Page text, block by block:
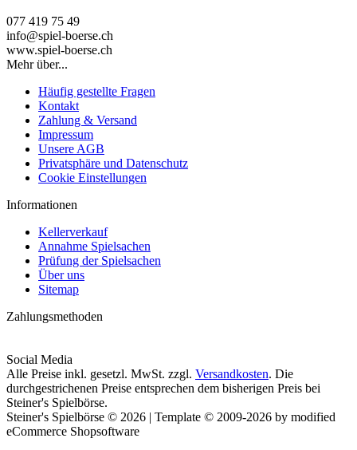
077 419 75 49
info@spiel-boerse.ch
www.spiel-boerse.ch
Mehr über...
Häufig gestellte Fragen
Kontakt
Zahlung & Versand
Impressum
Unsere AGB
Privatsphäre und Datenschutz
Cookie Einstellungen
Informationen
Kellerverkauf
Annahme Spielsachen
Prüfung der Spielsachen
Über uns
Sitemap
Zahlungsmethoden
Social Media
Alle Preise inkl. gesetzl. MwSt. zzgl. Versandkosten. Die
durchgestrichenen Preise entsprechen dem bisherigen Preis bei
Steiner's Spielbörse.
Steiner's Spielbörse © 2026 | Template © 2009-2026 by modified
eCommerce Shopsoftware